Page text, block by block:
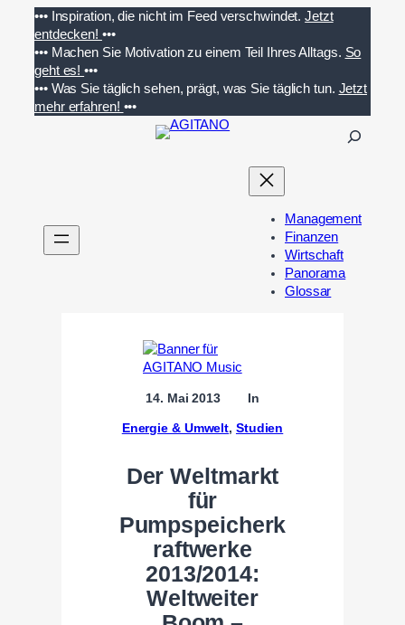
Inhalt
springen
••• Inspiration, die nicht im Feed verschwindet. Jetzt
entdecken! •••
••• Machen Sie Motivation zu einem Teil Ihres Alltags. So
geht es!•••
••• Was Sie täglich sehen, prägt, was Sie täglich tun. Jetzt
mehr erfahren! •••
n
Management
Finanzen
Wirtschaft
Panorama
Glossar
14. Mai 2013 In
Energie & Umwelt, Studien
Der Weltmarkt
für
Pumpspeicherk
raftwerke
2013/2014:
Weltweiter